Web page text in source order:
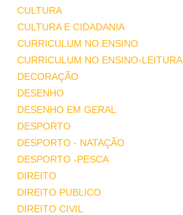
CULTURA
CULTURA E CIDADANIA
CURRICULUM NO ENSINO
CURRICULUM NO ENSINO-LEITURA
DECORAÇÃO
DESENHO
DESENHO EM GERAL
DESPORTO
DESPORTO - NATAÇÃO
DESPORTO -PESCA
DIREITO
DIREITO PUBLICO
DIREITO CIVIL